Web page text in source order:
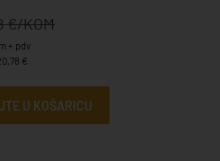
€/KOM
+ pdv
€
U KOŠARICU